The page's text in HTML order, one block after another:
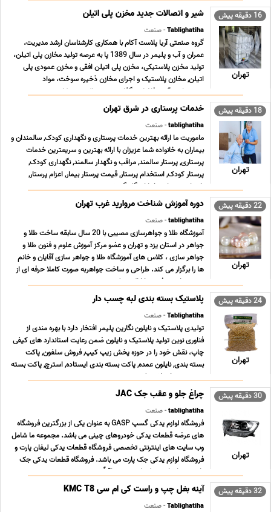
16 دقیقه پیش
تهران
شیر و اتصالات جدید مخزن پلی اتیلن
Tablighatiha- صنعت
گروه صنعتی آریا پلاست آکام با همکاری کارشناسان ارشد مدیریت،
عمران و آب و پلیمر در سال 1389 پا به عرصه تولید مخازن پلی اتیلن،
تولید مخزن پلاستیکی، مخزن پلی اتیلن افقی و مخزن عمودی پلی
اتیلن, مخازن پلاستیک و اجرای مخازن ذخیره سوخت، مواد
شمیمیایی، آب و فاضلاب گذاشت و هم اکنون در کار ... ...
18 دقیقه پیش
تهران
خدمات پرستاری در شرق تهران
tablighatiha- صنعت
ماموریت ما ارائه بهترین خدمات پرستاری و نگهداری کودک, سالمندان و
بیماران به خانواده شما عزیزان با ارائه بهترین و سریعترین خدمات
پرستاری, پرستار سالمند, مراقب و نگهدار سالمند, نگهداری کودک,
پرستار کودک, استخدام پرستار, قیمت پرستار بیمار, اعزام پرستار,
خدمات پرستاری خیابان گلبرگ, ش ... ...
22 دقیقه پیش
تهران
دوره آموزش شناخت مروارید غرب تهران
tablighatiha- صنعت
آموزشگاه طلا و جواهرسازی مصیبی با 20 سال سابقه ساخت طلا و
جواهر در استان یزد و تهران و عضو مرکز آموزش علوم و فنون طلا و
جواهر سازى ، کلاس هاى آموزشگاه طلا و جواهر سازى آقایان و خانم
ها را برگزار می کند. طراحى و ساخت جواهربه صورت کاملا حرفه اى از
مبتدى تا پیشرفته و با ارائه مدرک د ... ...
24 دقیقه پیش
تهران
پلاستیک بسته بندی لبه چسب دار
Tablighatiha- صنعت
تولیدی پلاستیک و نایلون نگارین پلیمر افتخار دارد با بهره مندی از
فناوری نوین تولید پلاستیک و نایلون ضمن رعایت استاندارد های کیفی
چاپ، نقش خود را در حوزه پخش زیپ کیپ, فروش سلفون, پاکت
بسته بندی, نایلون عمده, پاکت بسته بندی ایستاده, استرچ, پاکت بسته
بندی زیپ دار, پلاستیک بسته بندی ... ...
30 دقیقه پیش
تهران
چراغ جلو و عقب جک JAC
tablighatiha- صنعت
فروشگاه لوازم یدکی گسپ GASP به عنوان یکی از بزرگترین فروشگاه
های عرضه قطعات یدکی خودروهای چینی می باشد. مجموعه ما شامل
وب سایت های اینترنتی تخصصی فروشگاه قطعات یدکی لیفان پارت و
فروشگاه لوازم یدکی جک پارت می باشد. فروشگاه قطعات یدکی جک
پارت همراه با رشد تکنولوژی و متعاقباً سرعت ت ... ...
32 دقیقه پیش آینه بغل چپ و راست کی ام سی KMC T8
Tablighatiha- صنعت